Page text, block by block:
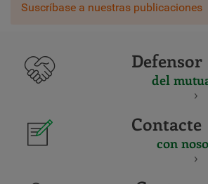
Suscríbase a nuestras publicaciones
Defensor
del
Contacte
con